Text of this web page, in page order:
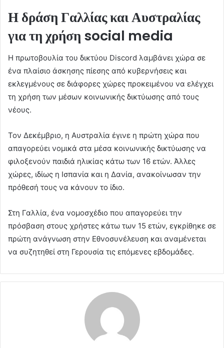
Η δράση Γαλλίας και Αυστραλίας
για τη χρήση social media
Η πρωτοβουλία του δικτύου Discord λαμβάνει χώρα σε
ένα πλαίσιο άσκησης πίεσης από κυβερνήσεις και
εκλεγμένους σε διάφορες χώρες προκειμένου να ελέγχει
τη χρήση των μέσων κοινωνικής δικτύωσης από τους
νέους.
Τον Δεκέμβριο, η Αυστραλία έγινε η πρώτη χώρα που
απαγορεύει νομικά στα μέσα κοινωνικής δικτύωσης να
φιλοξενούν παιδιά ηλικίας κάτω των 16 ετών. Άλλες
χώρες, ιδίως η Ισπανία και η Δανία, ανακοίνωσαν την
πρόθεσή τους να κάνουν το ίδιο.
Στη Γαλλία, ένα νομοσχέδιο που απαγορεύει την
πρόσβαση στους χρήστες κάτω των 15 ετών, εγκρίθηκε σε
πρώτη ανάγνωση στην Εθνοσυνέλευση και αναμένεται
να συζητηθεί στη Γερουσία τις επόμενες εβδομάδες.